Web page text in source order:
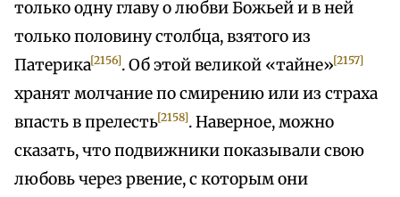
только одну главу о любви Божьей и в ней
только половину столбца, взятого из
Патерика[2156]. Об этой великой «тайне»[2157]
хранят молчание по смирению или из страха
впасть в прелесть[2158]. Наверное, можно
сказать, что подвижники показывали свою
любовь через рвение, с которым они